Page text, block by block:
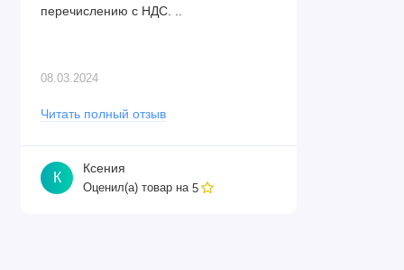
перечислению с НДС. ..
08.03.2024
Читать полный отзыв
К
Ксения
Оценил(а) товар на 5